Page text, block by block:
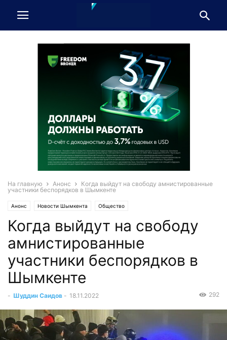
На главную Анонс
Когда выйдут на свободу амнистированные
участники беспорядков в Шымкенте
Анонс Новости Шымкента Общество
Когда выйдут на свободу
амнистированные
участники беспорядков в
Шымкенте
- Шуддин Саидов - 18.11.2022 292